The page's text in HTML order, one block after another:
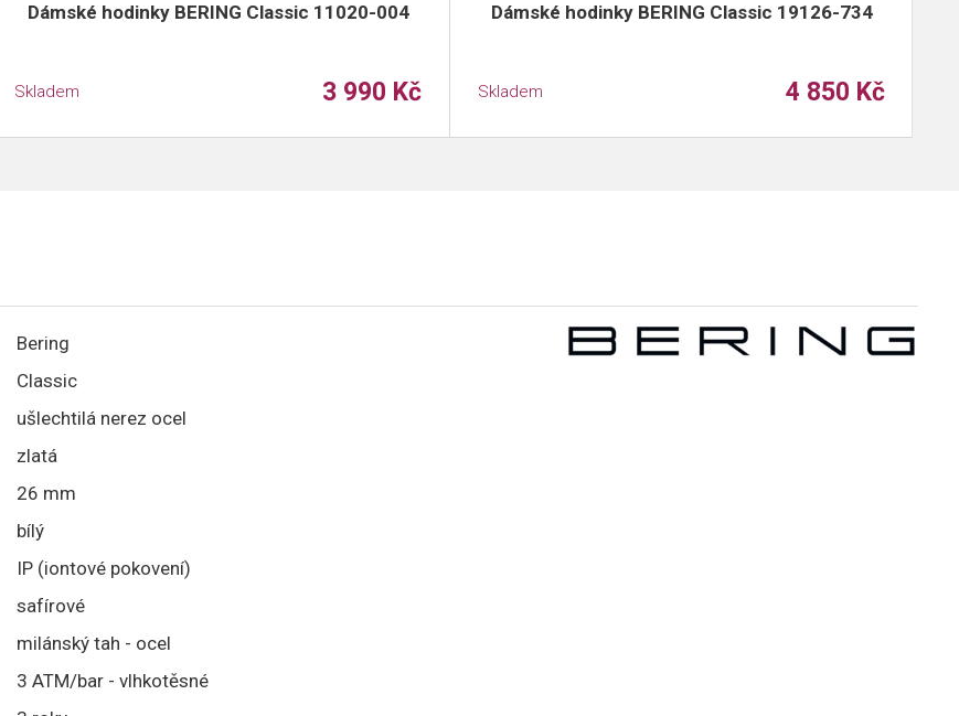
Dámské hodinky BERING Classic 11020-004
Skladem 3 990 Kč
Dámské hodinky BERING Classic 19126-734
Skladem 4 850 Kč
Bering
Classic
ušlechtilá nerez ocel
zlatá
26 mm
bílý
IP (iontové pokovení)
safírové
milánský tah - ocel
3 ATM/bar - vlhkotěsné